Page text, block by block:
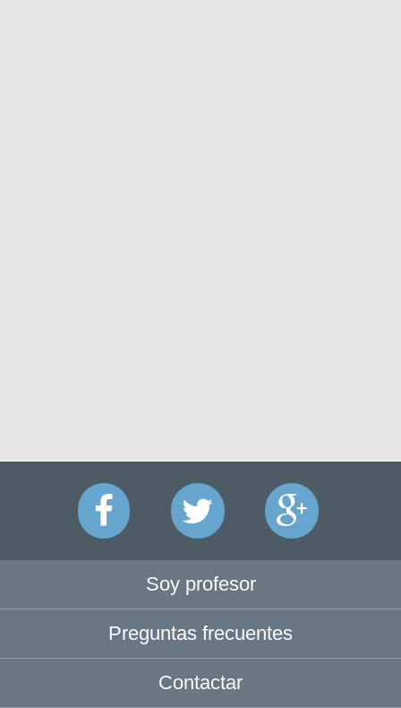
Soy profesor
Preguntas frecuentes
Contactar